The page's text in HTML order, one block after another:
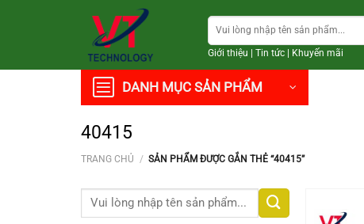
Tìm
kiếm:
Giới thiệu Tin tức| Khuyến mãi
DANH MỤC SẢN PHẨM
40415
TRANG CHỦ / SẢN PHẨM ĐƯỢC GẮN THẺ “40415”
Tìm